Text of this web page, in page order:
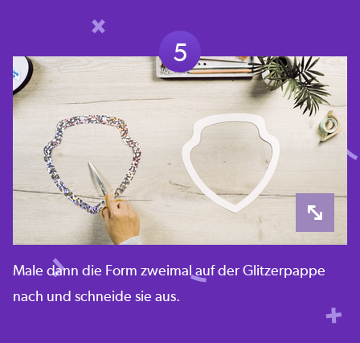
5
Male dann die Form zweimal auf der Glitzerpappe
nach und schneide sie aus.